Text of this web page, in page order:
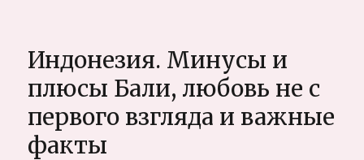
Danu
Bratan,
Бали.
Храм
на
Индонезия. Минусы и
плюсы Бали, любовь не с
первого взгляда и важные
факты